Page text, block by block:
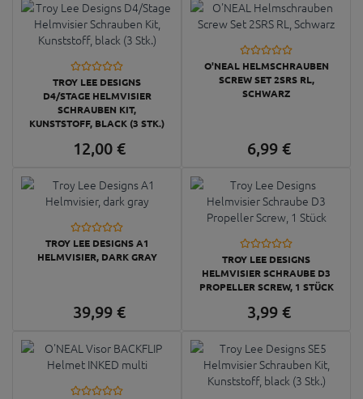
TROY LEE DESIGNS
D4/STAGE HELMVISIER
SCHRAUBEN KIT,
KUNSTSTOFF, BLACK (3 STK.)
12,00€
O'NEAL HELMSCHRAUBEN
SCREW SET 2SRS RL,
SCHWARZ
6,99 €
TROY LEE DESIGNS A1
HELMVISIER, DARK GRAY
39,99€
TROY LEE DESIGNS
HELMVISIER SCHRAUBE D3
PROPELLER SCREW, 1 STÜCK
3,99 €